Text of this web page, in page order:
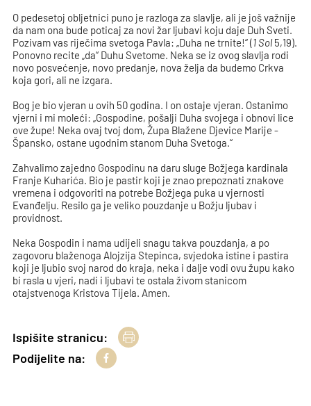
O pedesetoj obljetnici puno je razloga za slavlje, ali je još važnije
da nam ona bude poticaj za novi žar ljubavi koju daje Duh Sveti.
Pozivam vas riječima svetoga Pavla: „Duha ne trnite!“ (1 Sol5,19).
Ponovno recite „da“ Duhu Svetome. Neka se iz ovog slavlja rodi
novo posvećenje, novo predanje, nova želja da budemo Crkva
koja gori, ali ne izgara.
Bog je bio vjeran u ovih 50 godina. I on ostaje vjeran. Ostanimo
vjerni i mi moleći: „Gospodine, pošalji Duha svojega i obnovi lice
ove župe! Neka ovaj tvoj dom, Župa Blažene Djevice Marije -
Špansko, ostane ugodnim stanom Duha Svetoga.“
Zahvalimo zajedno Gospodinu na daru sluge Božjega kardinala
Franje Kuharića. Bio je pastir koji je znao prepoznati znakove
vremena i odgovoriti na potrebe Božjega puka u vjernosti
Evanđelju. Resilo ga je veliko pouzdanje u Božju ljubav i
providnost.
Neka Gospodin i nama udijeli snagu takva pouzdanja, a po
zagovoru blaženoga Alojzija Stepinca, svjedoka istine i pastira
koji je ljubio svoj narod do kraja, neka i dalje vodi ovu župu kako
bi rasla u vjeri, nadi i ljubavi te ostala živom stanicom
otajstvenoga Kristova Tijela. Amen.
Ispišite stranicu:
Podijelite na: